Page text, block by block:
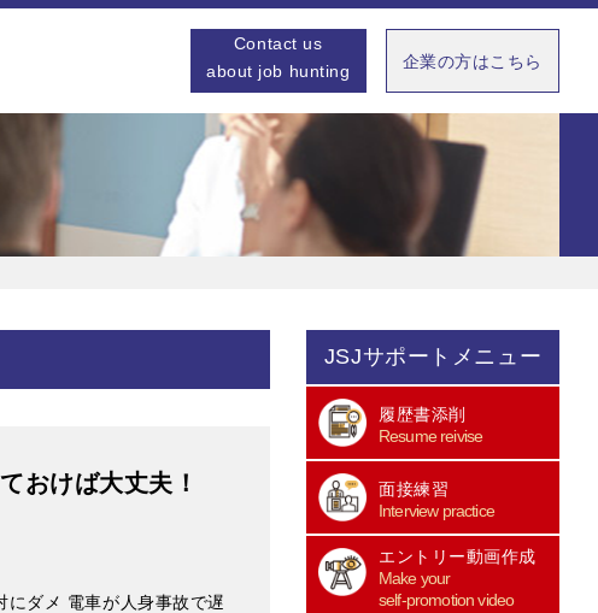
Contact us
about job hunting
企業の方はこちら
おけば大丈夫！
にダメ 電車が人身事故で遅
JSJサポートメニュー
履歴書添削
Resume reivise
面接練習
Interview practice
エントリー動画作成
Make your
self-promotion video